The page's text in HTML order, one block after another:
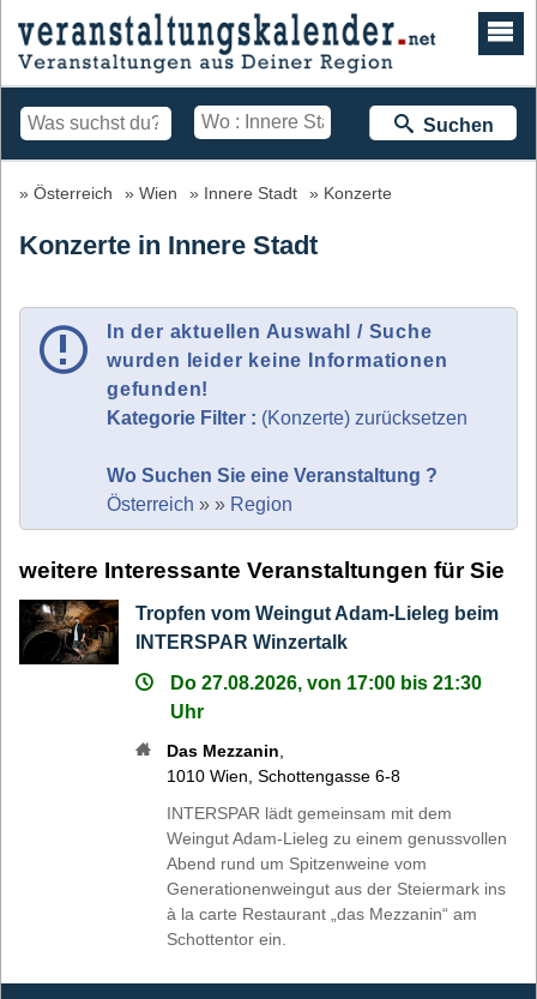
Suchen
Österreich Wien Innere Stadt Konzerte
Konzerte in Innere Stadt
In der aktuellen Auswahl / Suche
wurden leider keine Informationen
gefunden!
Kategorie Filter : (Konzerte) zurücksetzen
Wo Suchen Sie eine Veranstaltung ?
Österreich » » Region
weitere Interessante Veranstaltungen für Sie
Tropfen vom Weingut Adam-Lieleg beim
INTERSPAR Winzertalk
Do 27.08.2026, von 17:00 bis 21:30
Uhr
Das Mezzanin
1010 Wien ,Schottengasse 6-8
INTERSPAR lädt gemeinsam mit dem
Weingut Adam-Lieleg zu einem genussvollen
Abend rund um Spitzenweine vom
Generationenweingut aus der Steiermark ins
à la carte Restaurant „das Mezzanin“ am
Schottentor ein.